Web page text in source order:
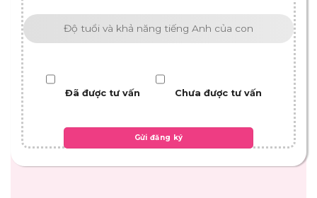
Đã được tư vấn Chưa được tư vấn